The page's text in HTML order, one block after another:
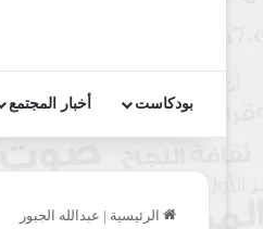
بودكاست أخبار المجتمع
الرئيسية | عبدالله الجبور